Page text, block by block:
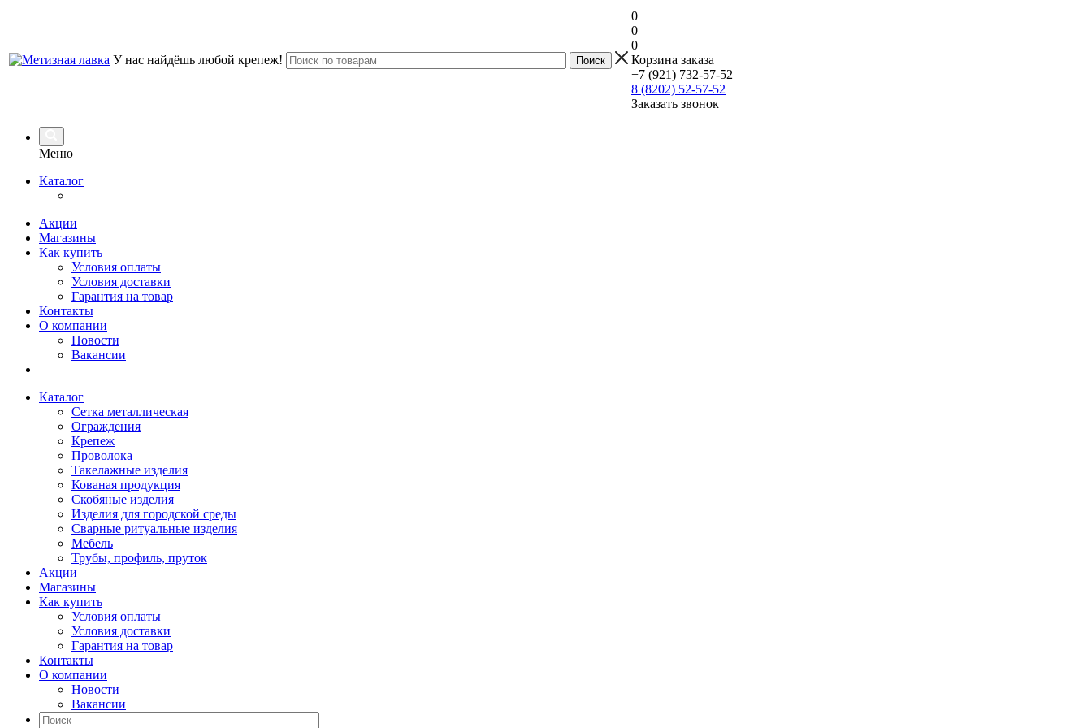
У нас найдёшь любой крепеж!
0
0
0
Корзина заказа
+7 (921) 732-57-52
8 (8202) 52-57-52
Заказать звонок
Меню
Каталог
Акции
Магазины
Как купить
Условия оплаты
Условия доставки
Гарантия на товар
Контакты
О компании
Новости
Вакансии
Каталог
Сетка металлическая
Ограждения
Крепеж
Проволока
Такелажные изделия
Кованая продукция
Скобяные изделия
Изделия для городской среды
Сварные ритуальные изделия
Мебель
Трубы, профиль, пруток
Акции
Магазины
Как купить
Условия оплаты
Условия доставки
Гарантия на товар
Контакты
О компании
Новости
Вакансии